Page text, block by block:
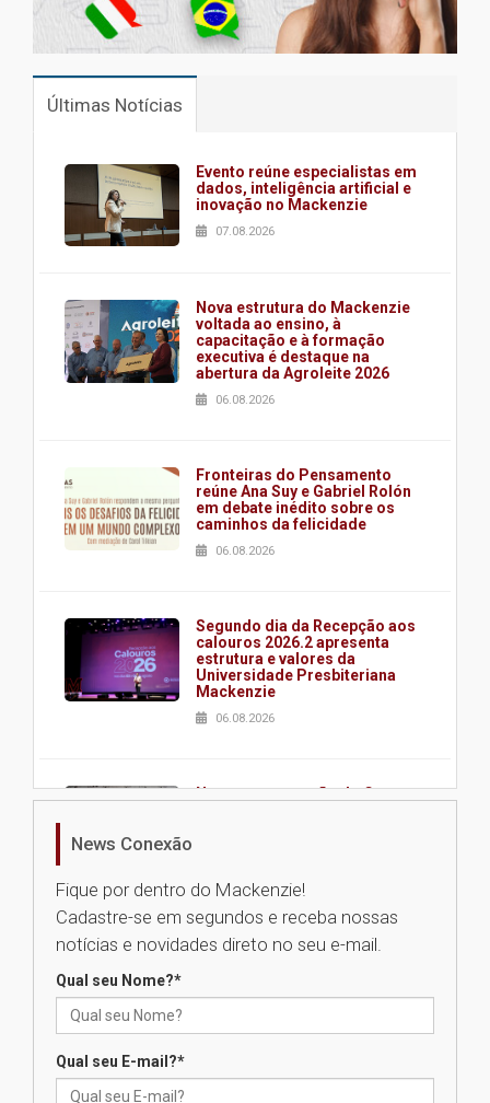
Últimas Notícias
Evento reúne especialistas em
dados, inteligência artificial e
inovação no Mackenzie
07.08.2026
Nova estrutura do Mackenzie
voltada ao ensino, à
capacitação e à formação
executiva é destaque na
abertura da Agroleite 2026
06.08.2026
Fronteiras do Pensamento
reúne Ana Suy e Gabriel Rolón
em debate inédito sobre os
caminhos da felicidade
06.08.2026
Segundo dia da Recepção aos
calouros 2026.2 apresenta
estrutura e valores da
Universidade Presbiteriana
Mackenzie
06.08.2026
Nova apresentação do Centro
Universidade Mackenzie
realizará nova edição da Feira
das novas tecnologias em
News Conexão
Fique por dentro do Mackenzie!
Cadastre-se em segundos e receba nossas
notícias e novidades direto no seu e-mail.
Qual seu Nome?*
Qual seu E-mail?*